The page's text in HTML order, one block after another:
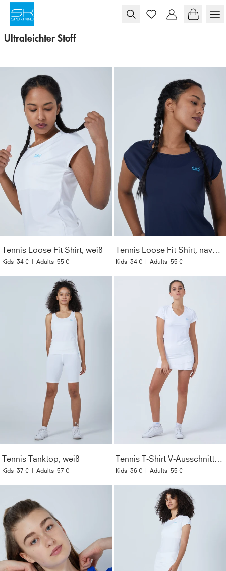
Ultraleichter Stoff
Tennis Loose Fit Shirt, weiß
Kids 34 € | Adults 55 €
Tennis Loose Fit Shirt, navy blau
Kids 34 € | Adults 55 €
Tennis Tanktop, weiß
Kids 37 € | Adults 57 €
Tennis T-Shirt V-Ausschnitt Damen & Mädchen, weiß
Kids 36 € | Adults 55 €